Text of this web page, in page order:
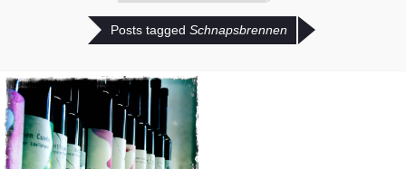
Posts tagged Schnapsbrennen